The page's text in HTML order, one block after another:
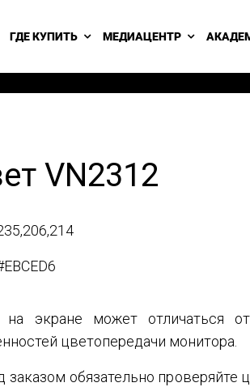
ГДЕ КУПИТЬ МЕДИАЦЕНТР
VN2312
экране может отличаться
цветопередачи монитора.
заказом обязательно проверяйте